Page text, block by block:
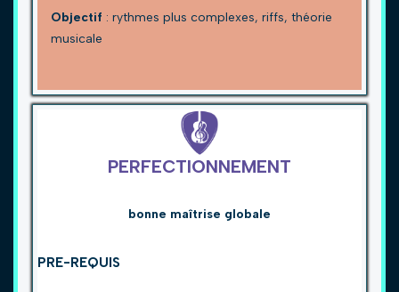
Objectif : rythmes plus complexes, riffs, théorie
musicale
PERFECTIONNEMENT
bonne maîtrise globale
PRE-REQUIS